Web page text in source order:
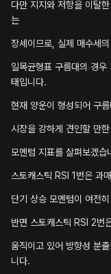
다만 지지와 저항을 이탈
는
장세이므로, 실제 매수세
일목균형표 구름대의 경
태입니다.
현재 양운이 형성되어 구
시장을 강하게 견인할 만
모멘텀 지표를 살펴보겠습
스토캐스틱 RSI 1번은 과
단기 상승 모멘텀이 여전
반면 스토캐스틱 RSI 2번
움직이고 있어 방향성 분
니다.